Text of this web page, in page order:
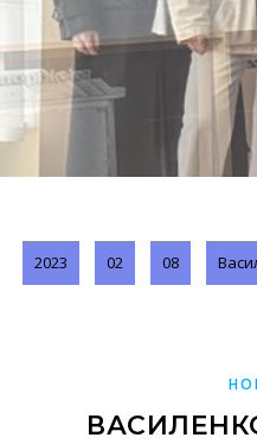
2023 02 08